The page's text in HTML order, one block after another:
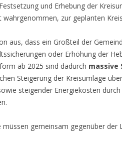
und Erhebung der
wahrgenommen, zur geplanten
aus, dass ein Großteil der
oder Erhöhung der
ab 2025 sind dadurch massive
Steigerung der Kreisumlage
steigender Energiekosten
müssen gemeinsam gegenüber